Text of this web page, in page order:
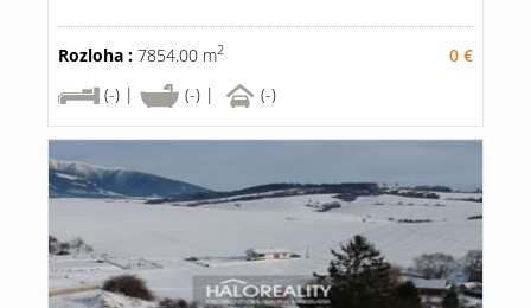
Rozloha : 7854.00 m2
0 €
(-) |
(-) | (-)